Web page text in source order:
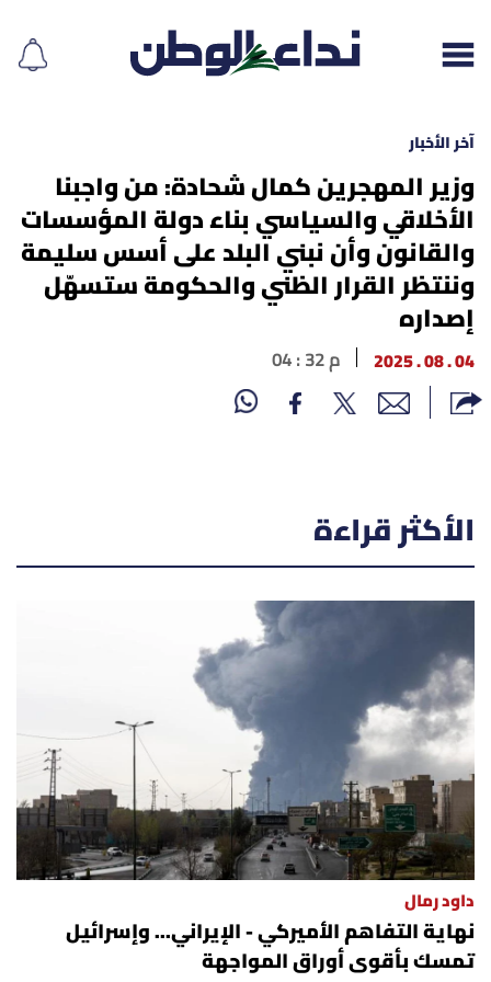
إقرأ الجريدة
لبنان
الغلاف
نداء اليوم
أسرار
متفرقات
خاص الموقع
كتّابنا
تحت المجهر
آراء
اقتصاد
آخر الأخبار
وزير المهجرين كمال شحادة: من واجبنا
الأخلاقي والسياسي بناء دولة المؤسسات
والقانون وأن نبني البلد على أسس سليمة
وننتظر القرار الظني والحكومة ستسهّل
إصداره
04 . 08 . 2025 04 : 32 م
الأكثر قراءة
داود رمال
نهاية التفاهم الأميركي - الإيراني... وإسرائيل
تمسك بأقوى أوراق المواجهة